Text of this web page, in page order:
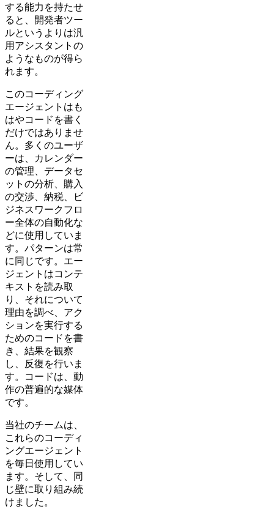
する能力を持たせ
ると、開発者ツー
ルというよりは汎
用アシスタントの
ようなものが得ら
れます。
このコーディング
エージェントはも
はやコードを書く
だけではありませ
ん。多くのユーザ
ーは、カレンダー
の管理、データセ
ットの分析、購入
の交渉、納税、ビ
ジネスワークフロ
ー全体の自動化な
どに使用していま
す。パターンは常
に同じです。エー
ジェントはコンテ
キストを読み取
り、それについて
理由を調べ、アク
ションを実行する
ためのコードを書
き、結果を観察
し、反復を行いま
す。コードは、動
作の普遍的な媒体
です。
当社のチームは、
これらのコーディ
ングエージェント
を毎日使用してい
ます。そして、同
じ壁に取り組み続
けました。